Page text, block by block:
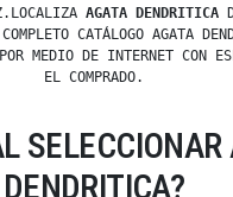
AGATA DENDRITICA
CATÁLOGO AGATA
MEDIO DE INTERNET CON
EL COMPRADO.
SELECCIONAR
DENDRITICA?